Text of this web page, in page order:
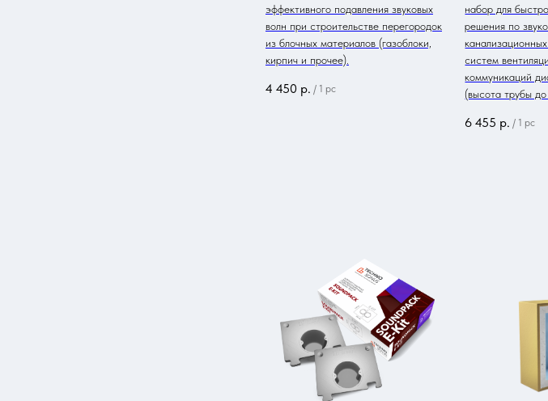
эффективного подавления звуковых
волн при строительстве перегородок
из блочных материалов (газоблоки,
кирпич и прочее).
4 450 р. / 1 pc
набор для
решения по
систем
коммуникаций
(высота трубы
6 455 р. / 1 pc